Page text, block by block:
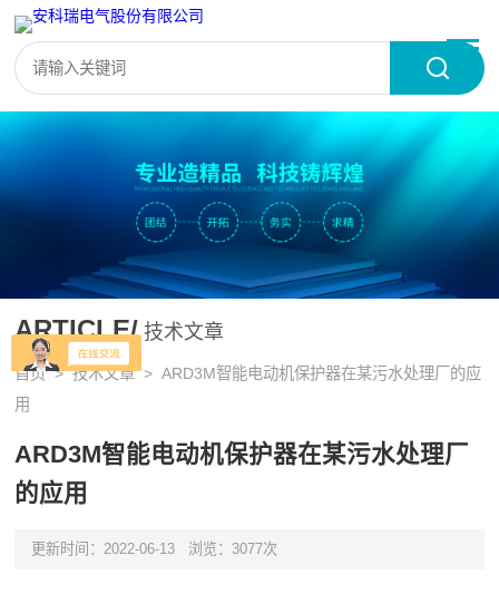
ARTICLE/技术文章
首页>技术文章> ARD3M智能电动机保护器在某污水处理厂的应
用
ARD3M智能电动机保护器在某污水处理厂
的应用
更新时间：2022-06-13 浏览：3077次